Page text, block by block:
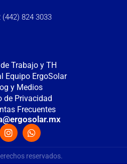
(442) 824 3033
Trabajo y TH
Equipo ErgoSolar
y Medios
de Privacidad
Frecuentes
reservados.